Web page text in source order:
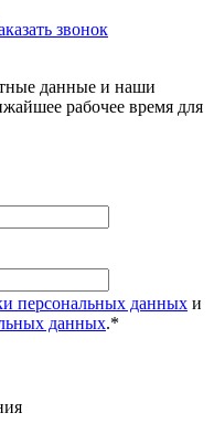
звонок
данные и наши
рабочее время для
персональных данных и
данных.*